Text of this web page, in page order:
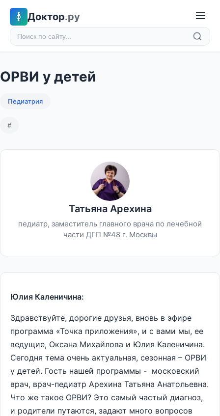
Доктор.ру
ОРВИ у детей
Педиатрия
#
Татьяна Арехина
педиатр, заместитель главного врача по лечебной
части ДГП №48 г. Москвы
Юлия Каленичина:
Здравствуйте, дорогие друзья, вновь в эфире
программа «Точка приложения», и с вами мы, ее
ведущие, Оксана Михайлова и Юлия Каленичина.
Сегодня тема очень актуальная, сезонная – ОРВИ
у детей. Гость нашей программы - московский
врач, врач-педиатр Арехина Татьяна Анатольевна.
Что же такое ОРВИ? Это самый частый диагноз,
и родители путаются, задают много вопросов